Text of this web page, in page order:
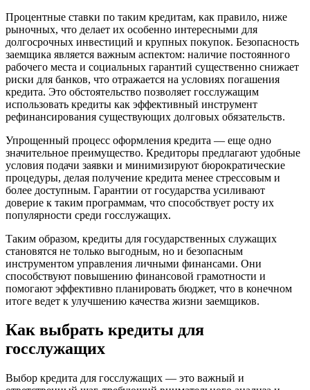
Процентные ставки по таким кредитам, как правило, ниже
рыночных, что делает их особенно интересными для
долгосрочных инвестиций и крупных покупок. Безопасность
заемщика является важным аспектом: наличие постоянного
рабочего места и социальных гарантий существенно снижает
риски для банков, что отражается на условиях погашения
кредита. Это обстоятельство позволяет госслужащим
использовать кредиты как эффективный инструмент
рефинансирования существующих долговых обязательств.
Упрощенный процесс оформления кредита — еще одно
значительное преимущество. Кредиторы предлагают удобные
условия подачи заявки и минимизируют бюрократические
процедуры, делая получение кредита менее стрессовым и
более доступным. Гарантии от государства усиливают
доверие к таким программам, что способствует росту их
популярности среди госслужащих.
Таким образом, кредиты для государственных служащих
становятся не только выгодным, но и безопасным
инструментом управления личными финансами. Они
способствуют повышению финансовой грамотности и
помогают эффективно планировать бюджет, что в конечном
итоге ведет к улучшению качества жизни заемщиков.
Как выбрать кредиты для
госслужащих
Выбор кредита для госслужащих — это важный и